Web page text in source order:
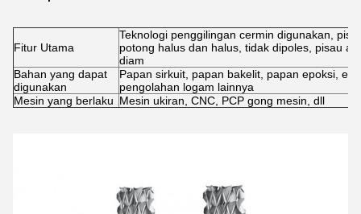
Fitur Utama
Teknologi penggilingan cermin digunakan,
potong halus dan halus, tidak dipoles, pisau
diam
Bahan yang dapat
digunakan
Papan sirkuit, papan bakelit, papan epoksi,
pengolahan logam lainnya
Mesin yang berlaku Mesin ukiran, CNC, PCP gong mesin, dll